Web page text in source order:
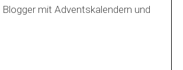
mit Adventskalendern und